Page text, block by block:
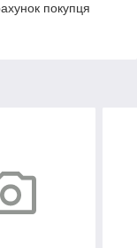
покупця